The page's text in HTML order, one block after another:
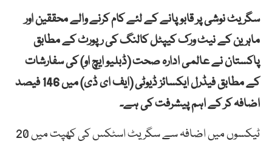
سگریٹ نوشی پر قابو پانے کے لئے کام کرنے والے محققین اور
ماہرین کے نیٹ ورک کیپٹل کالنگ کی رپورٹ کے مطابق
پاکستان نے عالمی ادارہ صحت (ڈبلیو ایچ او) کی سفارشات
کے مطابق فیڈرل ایکسائز ڈیوٹی (ایف ای ڈی) میں 146 فیصد
اضافہ کر کے اہم پیشرفت کی ہے۔
ٹیکسوں میں اضافہ سے سگریٹ اسٹکس کی کھپت میں 20